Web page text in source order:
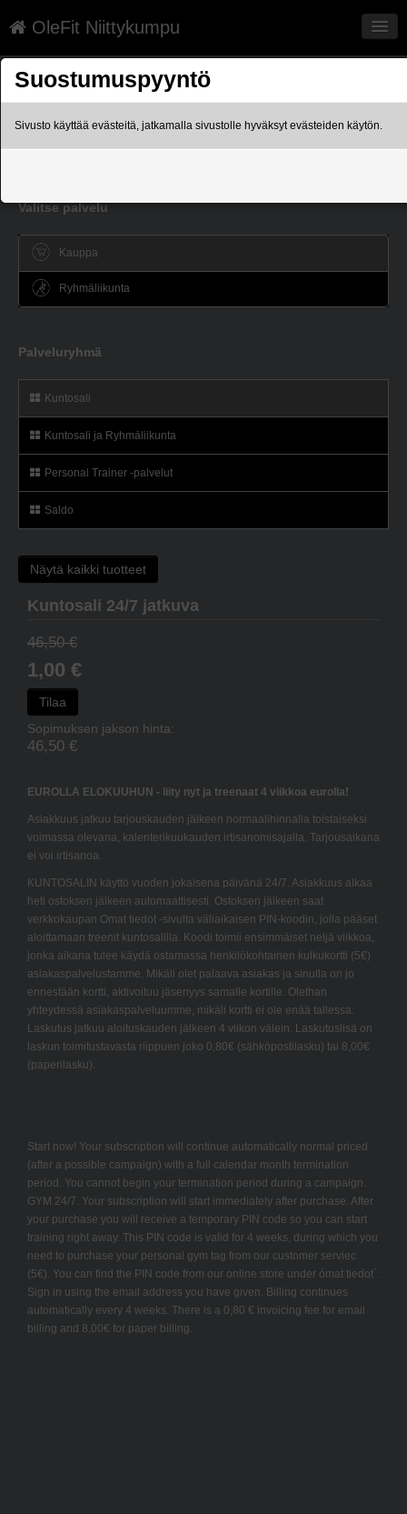
OleFit Niittykumpu
Sopimusehdot
Kieli: FI
Valitse palvelu
Kauppa
Ryhmäliikunta
Palveluryhmä
Kuntosali
Kuntosali ja Ryhmäliikunta
Personal Trainer -palvelut
Saldo
Näytä kaikki tuotteet
Kuntosali 24/7 jatkuva
EUROLLA ELOKUUHUN - liity nyt ja treenaat 4 viikkoa eurolla!
Asiakkuus jatkuu tarjouskauden jälkeen normaalihinnalla toistaiseksi
voimassa olevana, kalenterikuukauden irtisanomisajalla. Tarjousaikana
ei voi irtisanoa.
KUNTOSALIN käyttö vuoden jokaisena päivänä 24/7. Asiakkuus alkaa
heti ostoksen jälkeen automaattisesti. Ostoksen jälkeen saat
verkkokaupan Omat tiedot -sivulta väliaikaisen PIN-koodin, jolla pääset
aloittamaan treenit kuntosalilla. Koodi toimii ensimmäiset neljä viikkoa,
jonka aikana tulee käydä ostamassa henkilökohtainen kulkukortti (5€)
asiakaspalvelustamme. Mikäli olet palaava asiakas ja sinulla on jo
ennestään kortti, aktivoituu jäsenyys samalle kortille. Olethan
yhteydessä asiakaspalveluumme, mikäli kortti ei ole enää tallessa.
Laskutus jatkuu aloituskauden jälkeen 4 viikon välein. Laskutuslisä on
laskun toimitustavasta riippuen joko 0,80€ (sähköpostilasku) tai 8,00€
(paperilasku).
Start now! Your subscription will continue automatically normal priced
(after a possible campaign) with a full calendar month termination
period. You cannot begin your termination period during a campaign.
GYM 24/7. Your subscription will start immediately after purchase. After
your purchase you will receive a temporary PIN code so you can start
training right away. This PIN code is valid for 4 weeks, during which you
need to purchase your personal gym tag from our customer serviec
(5€). You can find the PIN code from our online store under ómat tiedot´.
Sign in using the email address you have given. Billing continues
automatically every 4 weeks. There is a 0,80 € invoicing fee for email
billing and 8,00€ for paper billing.
46,50 €
1,00 €
Tilaa
Sopimuksen jakson hinta:
46,50 €
Suostumuspyyntö
Sivusto käyttää evästeitä, jatkamalla sivustolle hyväksyt evästeiden käytön.